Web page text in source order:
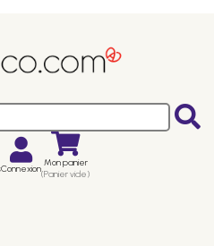
Connexion Mon panier
(Panier vide)